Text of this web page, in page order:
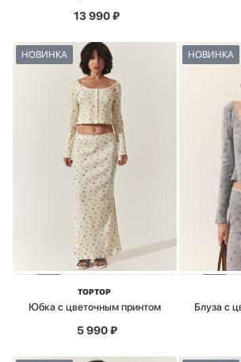
13 990₽
НОВИНКА
TOPTOP
Юбка с цветочным принтом
5 990₽
НОВИНКА
Блуза с